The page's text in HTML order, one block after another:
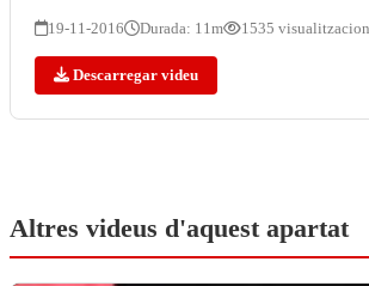
19-11-2016 Durada: 11m 1535
Descarregar videu
Altres videus d'aquest apartat